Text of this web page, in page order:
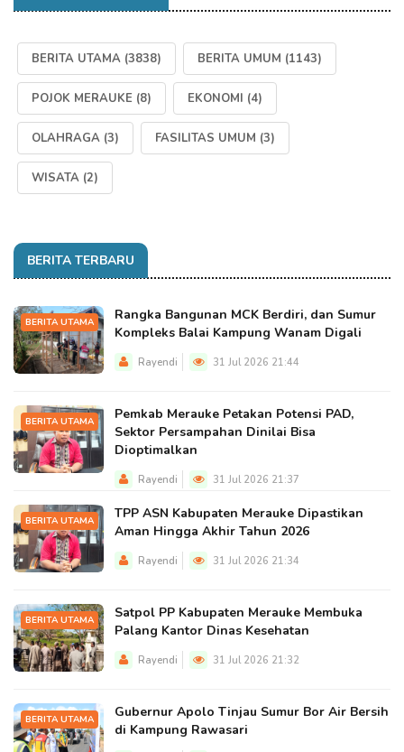
BERITA UTAMA (3838) BERITA UMUM (1143)
POJOK MERAUKE (8) EKONOMI (4)
OLAHRAGA (3) FASILITAS UMUM (3)
WISATA (2)
BERITA TERBARU
BERITA UTAMA
Rangka Bangunan MCK Berdiri, dan Sumur
Kompleks Balai Kampung Wanam Digali
Rayendi 31 Jul 2026 21:44
BERITA UTAMA
Pemkab Merauke Petakan Potensi PAD,
Sektor Persampahan Dinilai Bisa
Dioptimalkan
Rayendi 31 Jul 2026 21:37
BERITA UTAMA
TPP ASN Kabupaten Merauke Dipastikan
Aman Hingga Akhir Tahun 2026
Rayendi 31 Jul 2026 21:34
BERITA UTAMA
Satpol PP Kabupaten Merauke Membuka
Palang Kantor Dinas Kesehatan
Rayendi 31 Jul 2026 21:32
BERITA UTAMA
Gubernur Apolo Tinjau Sumur Bor Air Bersih
di Kampung Rawasari